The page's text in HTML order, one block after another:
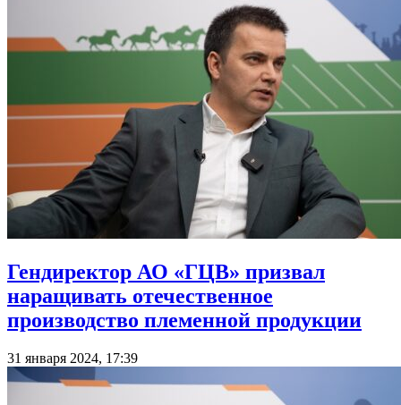
Гендиректор АО «ГЦВ» призвал
наращивать отечественное
производство племенной продукции
31 января 2024, 17:39